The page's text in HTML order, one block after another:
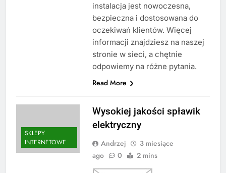
instalacja jest nowoczesna,
bezpieczna i dostosowana do
oczekiwań klientów. Więcej
informacji znajdziesz na naszej
stronie w sieci, a chętnie
odpowiemy na różne pytania.
Read More
SKLEPY
INTERNETOWE
Wysokiej jakości spławik
elektryczny
Andrzej
3 miesiące
ago
0 2 mins